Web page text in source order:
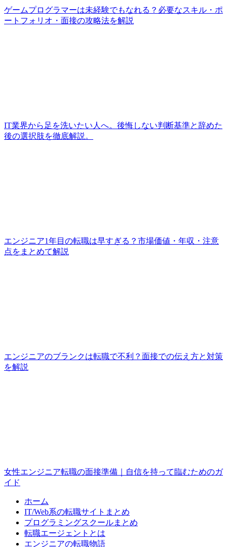
ゲームプログラマーは未経験でもなれる？必要なスキル・ポ
ートフォリオ・面接の攻略法を解説
IT業界から足を洗いたい人へ。後悔しない判断基準と辞めた
後の選択肢を徹底解説。
エンジニア1年目の転職は早すぎる？市場価値・年収・注意
点をまとめて解説
エンジニアのブランクは転職で不利？面接での伝え方と対策
を解説
女性エンジニア転職の面接準備｜自信を持って臨むためのガ
イド
ホーム
IT/Web系の転職サイトまとめ
プログラミングスクールまとめ
転職エージェントとは
エンジニアの転職物語